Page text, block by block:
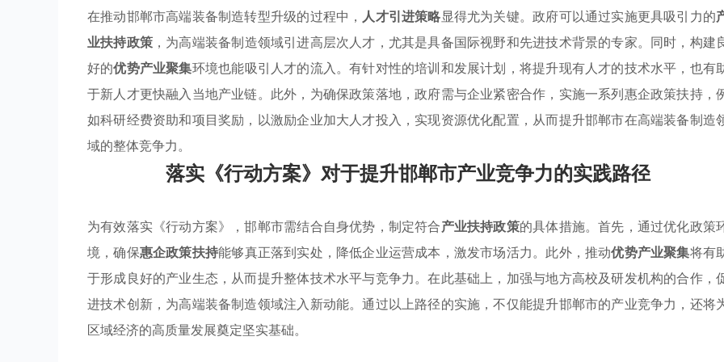
在推动邯郸市高端装备制造转型升级的过程中， 人才引进策略显得尤为关键。政府可以通过实施更具吸引力的
业扶持政策 ，为高端装备制造领域引进高层次人才，尤其是具备国际视野和先进技术背景的专家。同时，构建
好的优势产业聚集环境也能吸引人才的流入。有针对性的培训和发展计划，将提升现有人才的技术水平，也有
于新人才更快融入当地产业链。此外，为确保政策落地，政府需与企业紧密合作，实施一系列惠企政策扶持，
如科研经费资助和项目奖励，以激励企业加大人才投入，实现资源优化配置，从而提升邯郸市在高端装备制造
域的整体竞争力。
落实《行动方案》对于提升邯郸市产业竞争力的实践路径
为有效落实《行动方案》，邯郸市需结合自身优势，制定符合产业扶持政策的具体措施。首先，通过优化政策
境，确保惠企政策扶持能够真正落到实处，降低企业运营成本，激发市场活力。此外，推动优势产业聚集将有
于形成良好的产业生态，从而提升整体技术水平与竞争力。在此基础上，加强与地方高校及研发机构的合作，
进技术创新，为高端装备制造领域注入新动能。通过以上路径的实施，不仅能提升邯郸市的产业竞争力，还将
区域经济的高质量发展奠定坚实基础。